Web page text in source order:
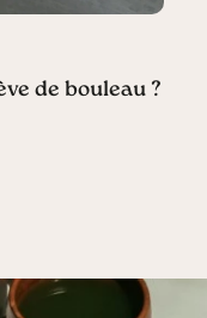
de bouleau ?